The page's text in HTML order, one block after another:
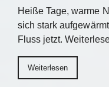
Heiße Tage, warme
sich stark
Fluss jetzt.
Weiterlesen